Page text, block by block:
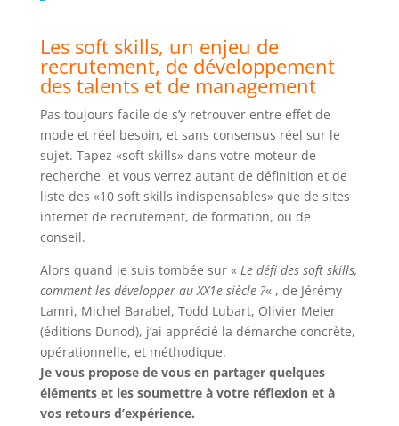
Les soft skills, un enjeu de
recrutement, de développement
des talents et de management
Pas toujours facile de s’y retrouver entre effet de
mode et réel besoin, et sans consensus réel sur le
sujet. Tapez «soft skills» dans votre moteur de
recherche, et vous verrez autant de définition et de
liste des «10 soft skills indispensables» que de sites
internet de recrutement, de formation, ou de
conseil.
Alors quand je suis tombée sur « Le défi des soft skills,
comment les développer au XX1e siècle ?« , de Jérémy
Lamri, Michel Barabel, Todd Lubart, Olivier Meier
(éditions Dunod), j’ai apprécié la démarche concrète,
opérationnelle, et méthodique.
Je vous propose de vous en partager quelques
éléments et les soumettre à votre réflexion et à
vos retours d’expérience.